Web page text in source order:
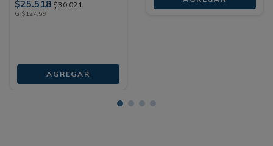
$25.518 $30.021
G $127,59
AGREGAR